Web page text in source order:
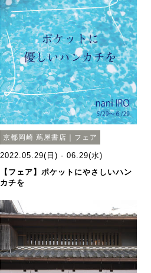
京都岡崎 蔦屋書店｜フェア
2022.05.29(日) - 06.29(水)
【フェア】ポケットにやさしいハン
カチを